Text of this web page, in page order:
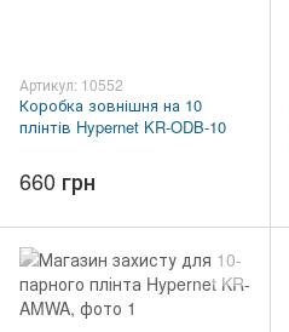
Артикул: 10552
Коробка зовнішня на 10
плінтів Hypernet KR-ODB-10
660 грн